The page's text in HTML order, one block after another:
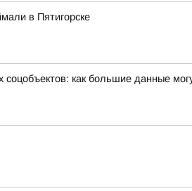
в Пятигорске
как большие данные